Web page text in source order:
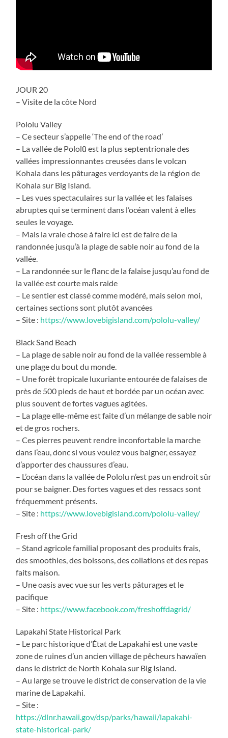
JOUR 20
– Visite de la côte Nord
Pololu Valley
– Ce secteur s’appelle ‘The end of the road’
– La vallée de Pololū est la plus septentrionale des
vallées impressionnantes creusées dans le volcan
Kohala dans les pâturages verdoyants de la région de
Kohala sur Big Island.
– Les vues spectaculaires sur la vallée et les falaises
abruptes qui se terminent dans l’océan valent à elles
seules le voyage.
– Mais la vraie chose à faire ici est de faire de la
randonnée jusqu’à la plage de sable noir au fond de la
vallée.
– La randonnée sur le flanc de la falaise jusqu’au fond de
la vallée est courte mais raide
– Le sentier est classé comme modéré, mais selon moi,
certaines sections sont plutôt avancées
– Site : https://www.lovebigisland.com/pololu-valley/
Black Sand Beach
– La plage de sable noir au fond de la vallée ressemble à
une plage du bout du monde.
– Une forêt tropicale luxuriante entourée de falaises de
près de 500 pieds de haut et bordée par un océan avec
plus souvent de fortes vagues agitées.
– La plage elle-même est faite d’un mélange de sable noir
et de gros rochers.
– Ces pierres peuvent rendre inconfortable la marche
dans l’eau, donc si vous voulez vous baigner, essayez
d’apporter des chaussures d’eau.
– L’océan dans la vallée de Pololu n’est pas un endroit sûr
pour se baigner. Des fortes vagues et des ressacs sont
fréquemment présents.
– Site : https://www.lovebigisland.com/pololu-valley/
Fresh off the Grid
– Stand agricole familial proposant des produits frais,
des smoothies, des boissons, des collations et des repas
faits maison.
– Une oasis avec vue sur les verts pâturages et le
pacifique
– Site : https://www.facebook.com/freshoffdagrid/
Lapakahi State Historical Park
– Le parc historique d’État de Lapakahi est une vaste
zone de ruines d’un ancien village de pêcheurs hawaïen
dans le district de North Kohala sur Big Island.
– Au large se trouve le district de conservation de la vie
marine de Lapakahi.
– Site :
https://dlnr.hawaii.gov/dsp/parks/hawaii/lapakahi-
state-historical-park/